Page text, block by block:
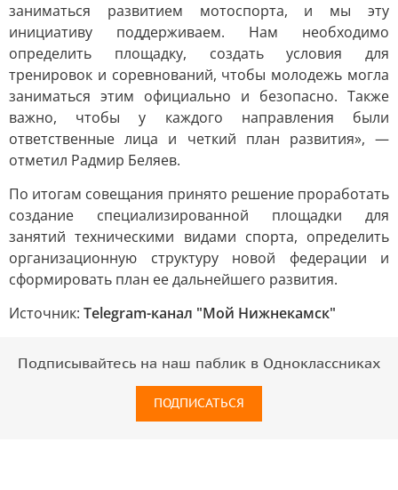
заниматься развитием мотоспорта, и мы эту
инициативу поддерживаем. Нам необходимо
определить площадку, создать условия для
тренировок и соревнований, чтобы молодежь могла
заниматься этим официально и безопасно. Также
важно, чтобы у каждого направления были
ответственные лица и четкий план развития», —
отметил Радмир Беляев.
По итогам совещания принято решение проработать
создание специализированной площадки для
занятий техническими видами спорта, определить
организационную структуру новой федерации и
сформировать план ее дальнейшего развития.
Источник: Telegram-канал "Мой Нижнекамск"
Подписывайтесь на наш паблик в Одноклассниках
ПОДПИСАТЬСЯ